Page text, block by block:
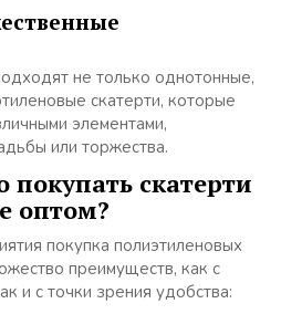
не только однотонные,
скатерти, которые
элементами,
или торжества.
скатерти
оптом?
покупка полиэтиленовых
преимуществ, как с
и с точки зрения удобства: